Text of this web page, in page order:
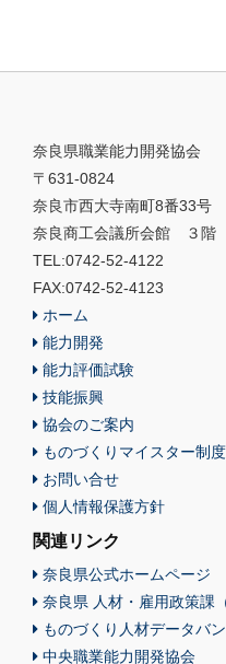
奈良県職業能力開発協会
〒631-0824
奈良市西大寺南町8番33号
奈良商工会議所会館 ３階
TEL:0742-52-4122
FAX:0742-52-4123
ホーム
能力開発
能力評価試験
技能振興
協会のご案内
ものづくりマイスター制度
お問い合せ
個人情報保護方針
関連リンク
奈良県公式ホームページ
奈良県 人材・雇用政策課
ものづくり人材データバ
中央職業能力開発協会